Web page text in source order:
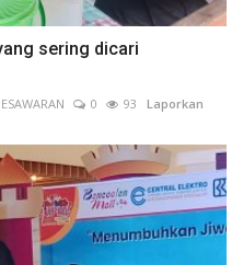
sering dicari
0 93 Laporkan